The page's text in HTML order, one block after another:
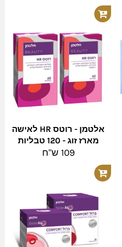
אלטמן - רוטס HR לאישה
מארז זוג - 120 טבליות
מחיר
109 ש"ח